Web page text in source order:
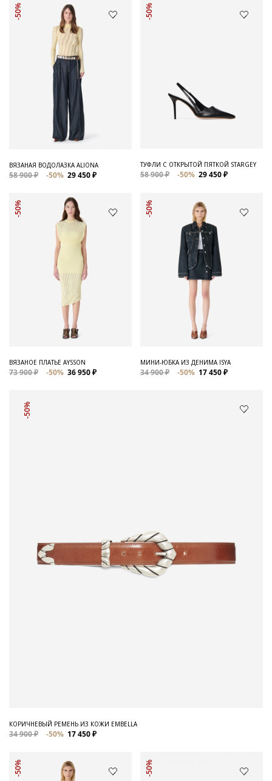
-50%
ВЯЗАНАЯ ВОДОЛАЗКА ALIONA
58 900 ₽ -50% 29 450 ₽
-50%
ТУФЛИ С ОТКРЫТОЙ ПЯТКОЙ STARGEY
58 900 ₽ -50% 29 450 ₽
-50%
ВЯЗАНОЕ ПЛАТЬЕ AYSSON
73 900 ₽ -50% 36 950 ₽
-50%
МИНИ-ЮБКА ИЗ ДЕНИМА ISYA
34 900 ₽ -50% 17 450 ₽
-50%
КОРИЧНЕВЫЙ РЕМЕНЬ ИЗ КОЖИ EMBELLA
34 900 ₽ -50% 17 450 ₽
-50% -50%